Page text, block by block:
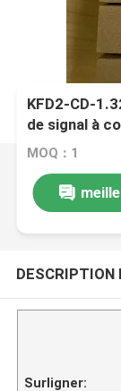
KFD2-CD-
de signal à
MOQ：1
DESCRIPTION
Surligner: